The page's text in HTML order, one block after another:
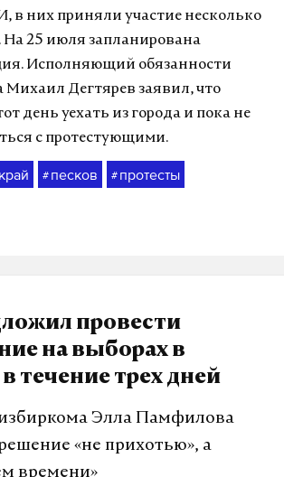
в них приняли участие несколько
На 25 июля запланирована
Исполняющий обязанности
Михаил Дегтярев заявил, что
день уехать из города и пока не
с протестующими.
# песков # протесты
провести
на выборах в
течение трех дней
Элла Памфилова
«не прихотью», а
времени»